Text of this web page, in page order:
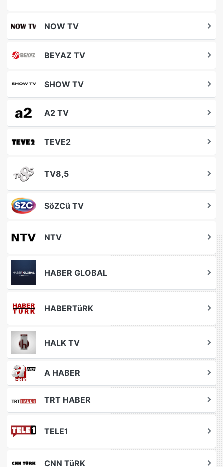
NOW TV
BEYAZ TV
SHOW TV
A2 TV
TEVE2
TV8,5
SöZCü TV
NTV
HABER GLOBAL
HABERTüRK
HALK TV
A HABER
TRT HABER
TELE1
CNN TüRK